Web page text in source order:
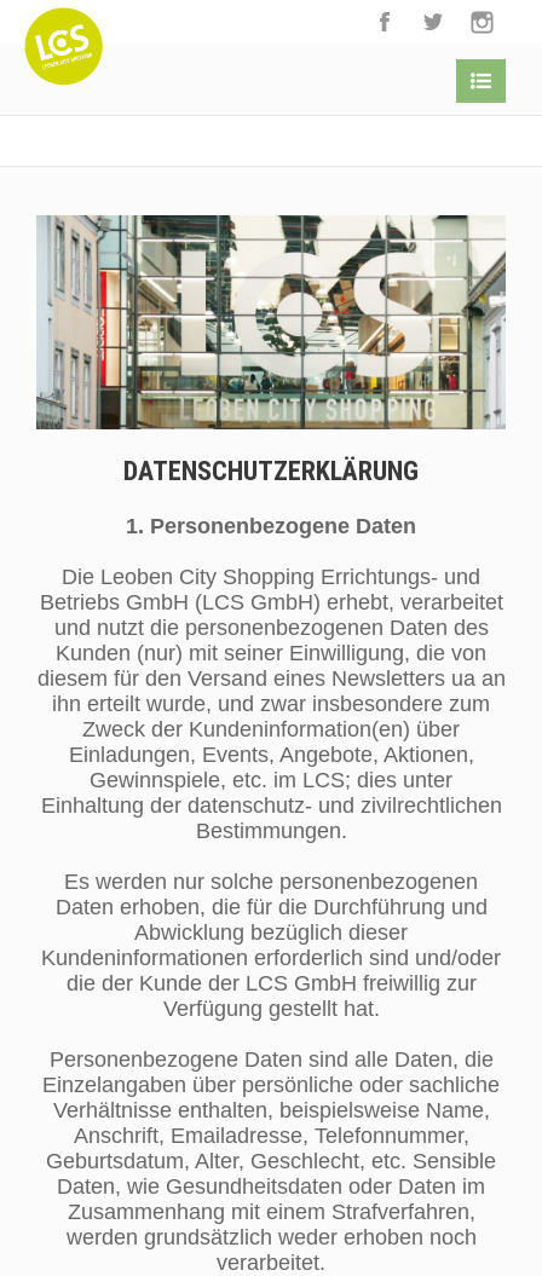
DATENSCHUTZERKLÄRUNG
1. Personenbezogene Daten
Die Leoben City Shopping Errichtungs- und
Betriebs GmbH (LCS GmbH) erhebt, verarbeitet
und nutzt die personenbezogenen Daten des
Kunden (nur) mit seiner Einwilligung, die von
diesem für den Versand eines Newsletters ua an
ihn erteilt wurde, und zwar insbesondere zum
Zweck der Kundeninformation(en) über
Einladungen, Events, Angebote, Aktionen,
Gewinnspiele, etc. im LCS; dies unter
Einhaltung der datenschutz- und zivilrechtlichen
Bestimmungen.
Es werden nur solche personenbezogenen
Daten erhoben, die für die Durchführung und
Abwicklung bezüglich dieser
Kundeninformationen erforderlich sind und/oder
die der Kunde der LCS GmbH freiwillig zur
Verfügung gestellt hat.
Personenbezogene Daten sind alle Daten, die
Einzelangaben über persönliche oder sachliche
Verhältnisse enthalten, beispielsweise Name,
Anschrift, Emailadresse, Telefonnummer,
Geburtsdatum, Alter, Geschlecht, etc. Sensible
Daten, wie Gesundheitsdaten oder Daten im
Zusammenhang mit einem Strafverfahren,
werden grundsätzlich weder erhoben noch
verarbeitet.